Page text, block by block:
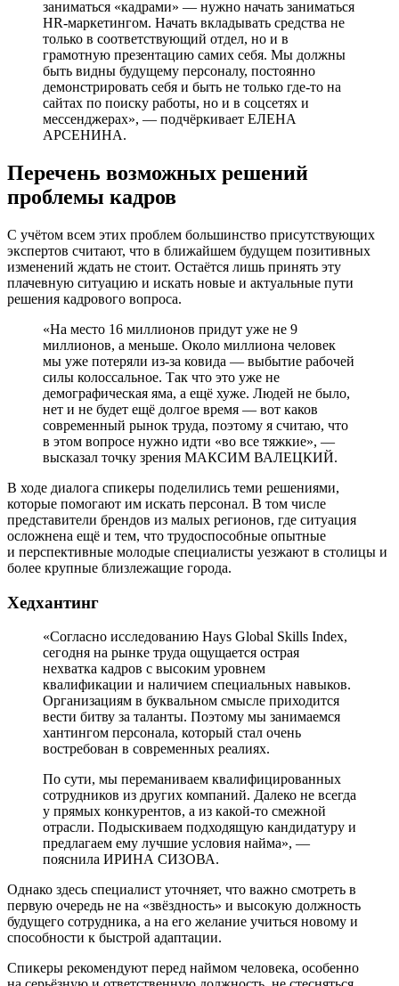
заниматься «кадрами» — нужно начать заниматься
HR-маркетингом. Начать вкладывать средства не
только в соответствующий отдел, но и в
грамотную презентацию самих себя. Мы должны
быть видны будущему персоналу, постоянно
демонстрировать себя и быть не только где-то на
сайтах по поиску работы, но и в соцсетях и
мессенджерах», — подчёркивает ЕЛЕНА
АРСЕНИНА.
Перечень возможных решений
проблемы кадров
С учётом всем этих проблем большинство присутствующих
экспертов считают, что в ближайшем будущем позитивных
изменений ждать не стоит. Остаётся лишь принять эту
плачевную ситуацию и искать новые и актуальные пути
решения кадрового вопроса.
«На место 16 миллионов придут уже не 9
миллионов, а меньше. Около миллиона человек
мы уже потеряли из-за ковида — выбытие рабочей
силы колоссальное. Так что это уже не
демографическая яма, а ещё хуже. Людей не было,
нет и не будет ещё долгое время — вот каков
современный рынок труда, поэтому я считаю, что
в этом вопросе нужно идти «во все тяжкие», —
высказал точку зрения МАКСИМ ВАЛЕЦКИЙ.
В ходе диалога спикеры поделились теми решениями,
которые помогают им искать персонал. В том числе
представители брендов из малых регионов, где ситуация
осложнена ещё и тем, что трудоспособные опытные
и перспективные молодые специалисты уезжают в столицы и
более крупные близлежащие города.
Хедхантинг
«Согласно исследованию Hays Global Skills Index,
сегодня на рынке труда ощущается острая
нехватка кадров с высоким уровнем
квалификации и наличием специальных навыков.
Организациям в буквальном смысле приходится
вести битву за таланты. Поэтому мы занимаемся
хантингом персонала, который стал очень
востребован в современных реалиях.
По сути, мы переманиваем квалифицированных
сотрудников из других компаний. Далеко не всегда
у прямых конкурентов, а из какой-то смежной
отрасли. Подыскиваем подходящую кандидатуру и
предлагаем ему лучшие условия найма», —
пояснила ИРИНА СИЗОВА.
Однако здесь специалист уточняет, что важно смотреть в
первую очередь не на «звёздность» и высокую должность
будущего сотрудника, а на его желание учиться новому и
способности к быстрой адаптации.
Спикеры рекомендуют перед наймом человека, особенно